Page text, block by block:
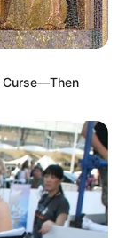
Curse—Then